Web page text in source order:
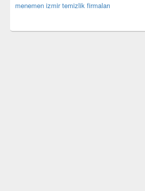
menemen izmir temizlik firmaları